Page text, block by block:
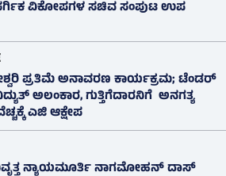
ವಿಕೋಪಗಳ ಸಚಿವ ಸಂಪುಟ ಉಪ
ಪ್ರತಿಮೆ ಅನಾವರಣ ಕಾರ್ಯಕ್ರಮ; ಟೆಂಡರ್
ಅಲಂಕಾರ, ಗುತ್ತಿಗೆದಾರನಿಗೆ ಅನಗತ್ಯ
ಎಜಿ ಆಕ್ಷೇಪ
ನ್ಯಾಯಮೂರ್ತಿ ನಾಗಮೋಹನ್ ದಾಸ್